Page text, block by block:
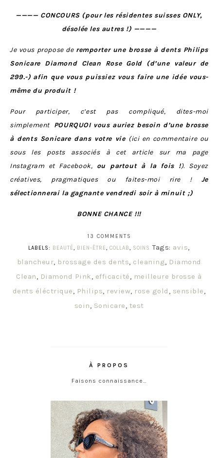
———— CONCOURS (pour les résidentes suisses ONLY,
désolée les autres !) ————
Je vous propose de remporter une brosse à dents Philips
Sonicare Diamond Clean Rose Gold (d’une valeur de
299.-) afin que vous puissiez vous faire une idée vous-
même du produit !
Pour participer, c’est pas compliqué, dites-moi
simplement POURQUOI vous auriez besoin d’une brosse
à dents Sonicare dans votre vie (ici en commentaire ou
sous les posts associés à cet article sur ma page
Instagram et Facebook, ou partout à la fois !). Soyez
créatives, pragmatiques ou faites-moi rire ! Je
sélectionnerai la gagnante vendredi soir à minuit ;)
BONNE CHANCE !!!
13 COMMENTS
LABELS:
BEAUTÉ, BIEN-ÊTRE,COLLAB, SOINS Tags: avis,
blancheur, brossage des dents, cleaning, Diamond
Clean, Diamond Pink, efficacité, meilleure brosse à
dents éléctrique, Philips, review, rose gold , sensible,
soin, Sonicare, test
À PROPOS
Faisons connaissance…